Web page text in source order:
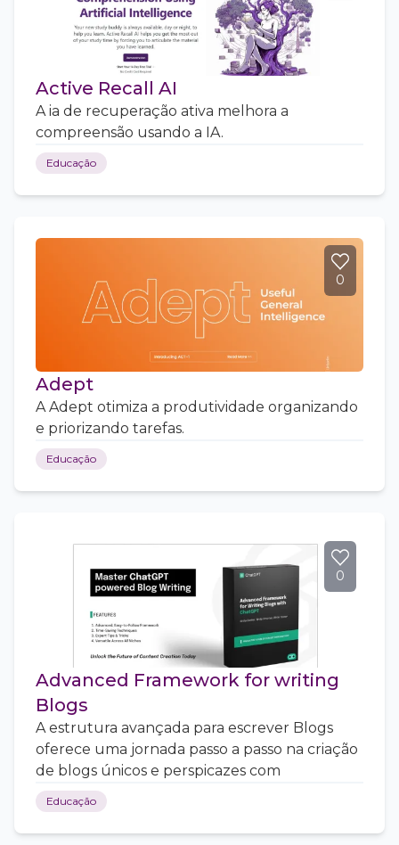
Active Recall AI
A ia de recuperação ativa melhora a
compreensão usando a IA.
Educação
0
Adept
A Adept otimiza a produtividade organizando
e priorizando tarefas.
Educação
0
Advanced Framework for writing
Blogs
A estrutura avançada para escrever Blogs
oferece uma jornada passo a passo na criação
de blogs únicos e perspicazes com
Educação